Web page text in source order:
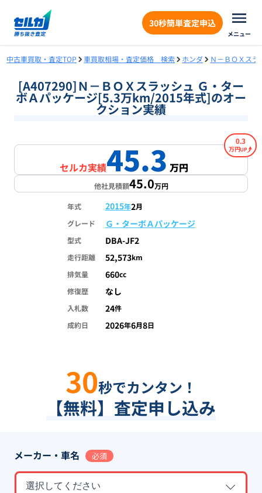
30秒簡単査定申込
メニュー
中古車買取・査定TOP 車買取相場・査定価格 検索 ホンダ Ｎ－ＢＯＸスラ
[A407290]Ｎ－ＢＯＸスラッシュ Ｇ・ター
ボＡパッケージ[5.3万km/2015年式]のオー
クション実績
セルカ実績45.3万円
0.3
万円
他社見積額45.0万円
年式 2015年2月
グレード
Ｇ・ターボＡパッケージ
型式 DBA-JF2
走行距離 52,573km
排気量
660cc
修復歴
なし
入札数 24件
成約日
2026年6月8日
30秒でカンタン！
【無料】査定申し込み
メーカー・車名 必須
選択してください